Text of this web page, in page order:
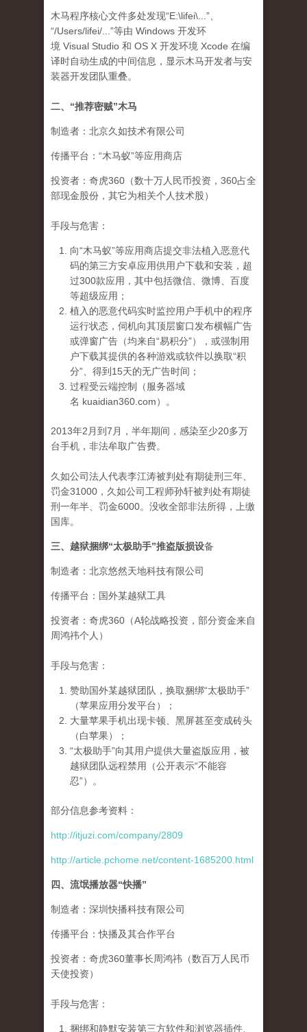
木马程序核心文件多处发现“E:\lifei\...”、
“/Users/lifei/...”等由 Windows 开发环
境 Visual Studio 和 OS X 开发环境 Xcode 在编
译时自动生成的中间信息，显示木马开发者与安
装器开发团队重叠。
二、“推荐密贼”木马
制造者：北京久如技术有限公司
传播平台：“木马蚁”等应用商店
投资者：奇虎360（数十万人民币投资，360占全
部现金股份，其它为相关个人技术股）
手段与危害：
向“木马蚁”等应用商店提交非法植入恶意代
码的第三方安卓应用供用户下载和安装，超
过300款应用，其中包括微信、微博、百度
等超级应用；
植入的恶意代码实时监控用户手机中的程序
运行状态，伺机向其顶层窗口发布横幅广告
或弹窗广告（均来自“易积分”），或强制用
户下载其提供的各种游戏或软件以换取“积
分”、得到15天的无广告时间；
过程受云端控制（服务器域
名 kuaidian360.com）。
2013年2月到7月，半年期间，感染至少20多万
台手机，非法牟取广告费。
久如公司法人代表李江涛被判处有期徒刑三年、
罚金31000，久如公司工程师孙轩被判处有期徒
刑一年半、罚金6000。没收全部非法所得，上缴
国库。
三、越狱捆绑“太极助手”推盗版损设备
制造者：北京悠然天地科技有限公司
传播平台：国外某越狱工具
投资者：奇虎360（A轮战略投资，部分资金来自
周鸿祎个人）
手段与危害：
赞助国外某越狱团队，换取捆绑“太极助手”
（苹果应用分发平台）；
大量苹果手机出现卡顿、黑屏甚至变成砖头
（白苹果）；
“太极助手”向其用户提供大量盗版应用，被
越狱团队远程禁用（公开表示“不能容
忍”）。
部分信息参考资料：
http://itjuzi.com/company/2809
http://article.pchome.net/content-1685200.html
四、流氓播放器“快播”
制造者：深圳快播科技有限公司
传播平台：快播及其合作平台
投资者：奇虎360董事长周鸿祎（数百万人民币
天使投资）
手段与危害：
捆绑和静默安装第三方软件和浏览器插件、